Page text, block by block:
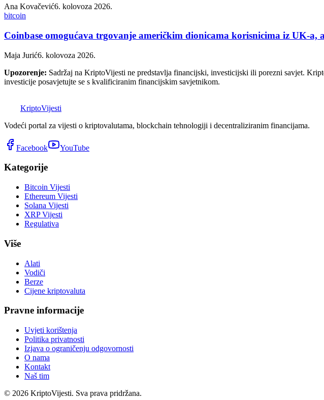
Ana Kovačević6. kolovoza 2026.
bitcoin
Coinbase omogućava trgovanje američkim dionicama korisnicima iz UK-a,
Maja Jurić6. kolovoza 2026.
Upozorenje: Sadržaj na KriptoVijesti ne predstavlja financijski, investicijski ili porezni savjet.
investicije posavjetujte se s kvalificiranim financijskim savjetnikom.
KriptoVijesti
Vodeći portal za vijesti o kriptovalutama, blockchain tehnologiji i decentraliziranim financijama.
Facebook YouTube
Kategorije
Bitcoin Vijesti
Ethereum Vijesti
Solana Vijesti
XRP Vijesti
Regulativa
Više
Alati
Vodiči
Berze
Cijene kriptovaluta
Pravne informacije
Uvjeti korištenja
Politika privatnosti
Izjava o ograničenju odgovornosti
O nama
Kontakt
Naš tim
© 2026 KriptoVijesti. Sva prava pridržana.